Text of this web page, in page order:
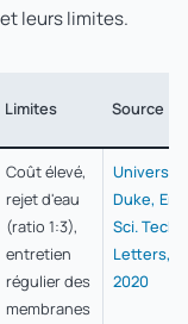
leurs limites.
Limites Source
Coût élevé,
rejet d'eau
(ratio 1:3),
entretien
régulier des
membranes
Université
Duke, Env.
Sci. Tech.
Letters,
2020